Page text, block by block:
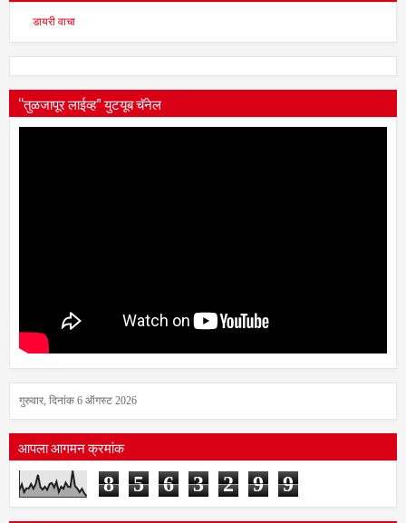
डायरी वाचा
“तुळजापूर लाईव्ह” युटयूब चॅनेल
गुरुवार, दिनांक 6 ऑगस्ट 2026
आपला आगमन क्रमांक
8 5 6 3 2 9 9